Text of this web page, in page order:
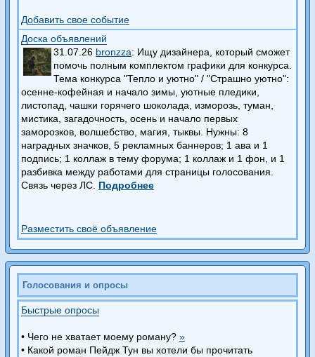
Добавить свое событие
Доска объявлений
31.07.26 bronzza: Ищу дизайнера, который сможет
помочь полным комплектом графики для конкурса.
Тема конкурса "Тепло и уютно" / "Страшно уютно":
осенне-кофейная и начало зимы, уютные пледики,
листопад, чашки горячего шоколада, изморозь, туман,
мистика, загадочность, осень и начало первых
заморозков, волшебство, магия, тыквы. Нужны: 8
наградных значков, 5 рекламных баннеров; 1 ава и 1
подпись; 1 коллаж в тему форума; 1 коллаж и 1 фон, и 1
разбивка между работами для страницы голосования.
Связь через ЛС. Подробнее
Разместить своё объявление
Голосования и опросы
Быстрые опросы
• Чего не хватает моему роману? »
• Какой роман Пейдж Тун вы хотели бы прочитать